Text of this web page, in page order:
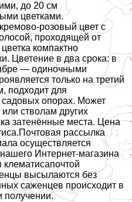
до 20 см
цветками.
розовый цвет с
проходящей от
компактно
Цветение в два срока: в
— одиночными
только на третий
подходит для
опорах. Может
стволам других
затенённые места. Цена
рассылка
осуществляется
Интернет-магазина
высылаются без
саженцев происходит в
получении.